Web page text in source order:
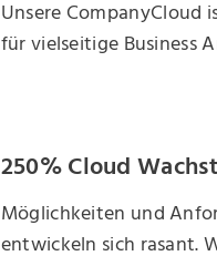
Unsere CompanyCloud
für vielseitige Business
250% Cloud
Möglichkeiten und
entwickeln sich rasant.